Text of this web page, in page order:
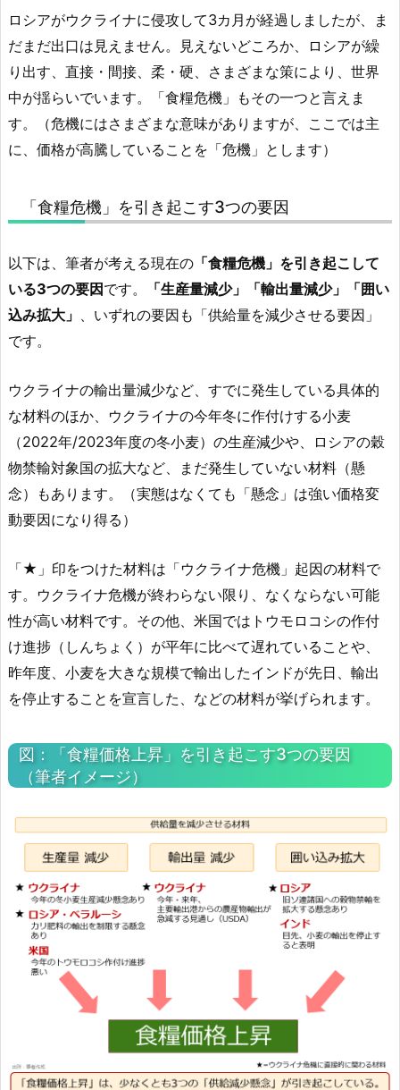
ロシアがウクライナに侵攻して3カ月が経過しましたが、ま
だまだ出口は見えません。見えないどころか、ロシアが繰
り出す、直接・間接、柔・硬、さまざまな策により、世界
中が揺らいでいます。「食糧危機」もその一つと言えま
す。（危機にはさまざまな意味がありますが、ここでは主
に、価格が高騰していることを「危機」とします）
「食糧危機」を引き起こす3つの要因
以下は、筆者が考える現在の 「食糧危機」を引き起こして
いる3つの要因です。
「生産量減少」「輸出量減少」「囲い
込み拡大」
、いずれの要因も「供給量を減少させる要因」
です。
ウクライナの輸出量減少など、すでに発生している具体的
な材料のほか、ウクライナの今年冬に作付けする小麦
（2022年/2023年度の冬小麦）の生産減少や、ロシアの穀
物禁輸対象国の拡大など、まだ発生していない材料（懸
念）もあります。（実態はなくても「懸念」は強い価格変
動要因になり得る）
「★」印をつけた材料は「ウクライナ危機」起因の材料で
す。ウクライナ危機が終わらない限り、なくならない可能
性が高い材料です。その他、米国ではトウモロコシの作付
け進捗（しんちょく）が平年に比べて遅れていることや、
昨年度、小麦を大きな規模で輸出したインドが先日、輸出
を停止することを宣言した、などの材料が挙げられます。
図：「食糧価格上昇」を引き起こす3つの要因
（筆者イメージ）